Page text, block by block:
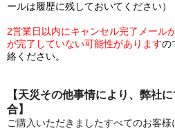
ールは履歴に残しておいてください）
2営業日以内にキャンセル完了メール
が完了していない可能性がありますの
絡ください。
【天災その他事情により、弊社
合】
ご購入いただきましたすべてのお客